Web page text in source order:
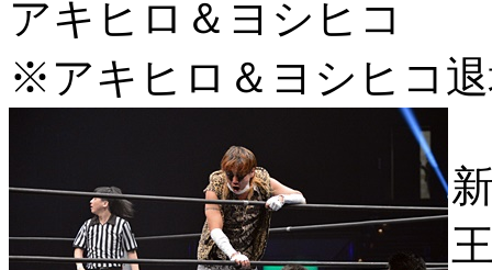
アキヒロ＆ヨシヒコ
※アキヒロ＆ヨシヒコ